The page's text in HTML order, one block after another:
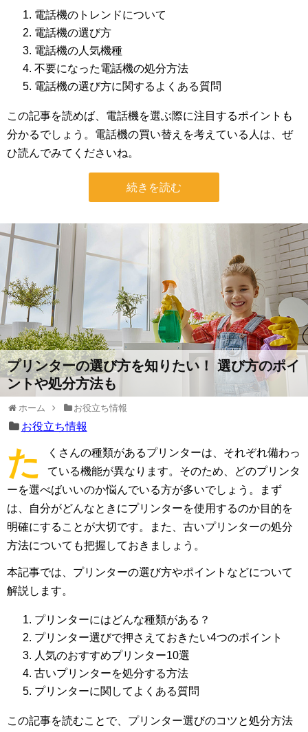
電話機のトレンドについて
電話機の選び方
電話機の人気機種
不要になった電話機の処分方法
電話機の選び方に関するよくある質問
この記事を読めば、電話機を選ぶ際に注目するポイントも
分かるでしょう。電話機の買い替えを考えている人は、ぜ
ひ読んでみてくださいね。
続きを読む
プリンターの選び方を知りたい！ 選び方のポイ
ントや処分方法も
ホーム お役立ち情報
お役立ち情報
た
くさんの種類があるプリンターは、それぞれ備わっ
ている機能が異なります。そのため、どのプリンタ
ーを選べばいいのか悩んでいる方が多いでしょう。まず
は、自分がどんなときにプリンターを使用するのか目的を
明確にすることが大切です。また、古いプリンターの処分
方法についても把握しておきましょう。
本記事では、プリンターの選び方やポイントなどについて
解説します。
プリンターにはどんな種類がある？
プリンター選びで押さえておきたい4つのポイント
人気のおすすめプリンター10選
古いプリンターを処分する方法
プリンターに関してよくある質問
この記事を読むことで、プリンター選びのコツと処分方法